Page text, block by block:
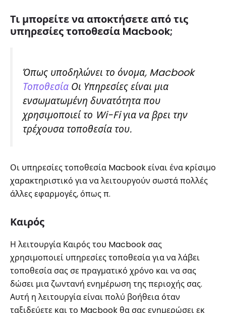
Τι μπορείτε να αποκτήσετε από τις
υπηρεσίες τοποθεσία Macbook;
Όπως υποδηλώνει το όνομα, Macbook
Τοποθεσία Οι Υπηρεσίες είναι μια
ενσωματωμένη δυνατότητα που
χρησιμοποιεί το Wi-Fi για να βρει την
τρέχουσα τοποθεσία του.
Οι υπηρεσίες τοποθεσία Macbook είναι ένα κρίσιμο
χαρακτηριστικό για να λειτουργούν σωστά πολλές
άλλες εφαρμογές, όπως π.
Καιρός
Η λειτουργία Καιρός του Macbook σας
χρησιμοποιεί υπηρεσίες τοποθεσία για να λάβει
τοποθεσία σας σε πραγματικό χρόνο και να σας
δώσει μια ζωντανή ενημέρωση της περιοχής σας.
Αυτή η λειτουργία είναι πολύ βοήθεια όταν
ταξιδεύετε και το Macbook θα σας ενημερώσει εκ